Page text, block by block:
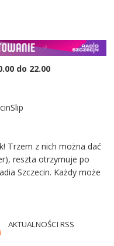
do 22.00
Trzem z nich można dać
reszta otrzymuje po
Szczecin. Każdy może
AKTUALNOŚCI RSS